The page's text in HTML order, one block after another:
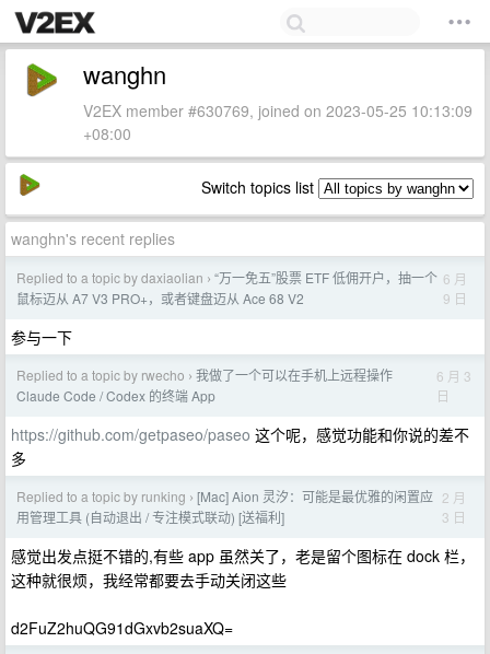
wanghn
V2EX member #630769, joined on 2023-05-25 10:13:09
+08:00
Switch topics list
wanghn's recent replies
Replied to a topic by daxiaolian › “万一免五”股票 ETF 低佣开户，抽一个
鼠标迈从 A7 V3 PRO+，或者键盘迈从 Ace 68 V2
6 月
9 日
参与一下
Replied to a topic by rwecho › 我做了一个可以在手机上远程操作
Claude Code / Codex 的终端 App
6 月 3
日
https://github.com/getpaseo/paseo 这个呢，感觉功能和你说的差不
多
Replied to a topic by runking › [Mac] Aion 灵汐：可能是最优雅的闲置应
用管理工具 (自动退出 / 专注模式联动) [送福利]
2 月
3 日
感觉出发点挺不错的,有些 app 虽然关了，老是留个图标在 dock 栏，
这种就很烦，我经常都要去手动关闭这些
d2FuZ2huQG91dGxvb2suaXQ=